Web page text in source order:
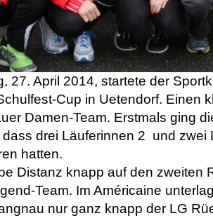
27. April 2014, startete der
Cup in Uetendorf. Einen
Damen-Team. Erstmals ging
drei Läuferinnen 2 und zwei
hatten.
Distanz knapp auf den zweiten
Team. Im Américaine
nur ganz knapp der LG